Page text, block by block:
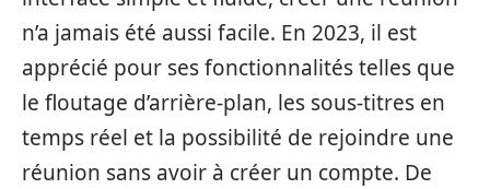
n’a jamais été aussi facile. En 2023, il est
apprécié pour ses fonctionnalités telles que
le floutage d’arrière-plan, les sous-titres en
temps réel et la possibilité de rejoindre une
réunion sans avoir à créer un compte. De